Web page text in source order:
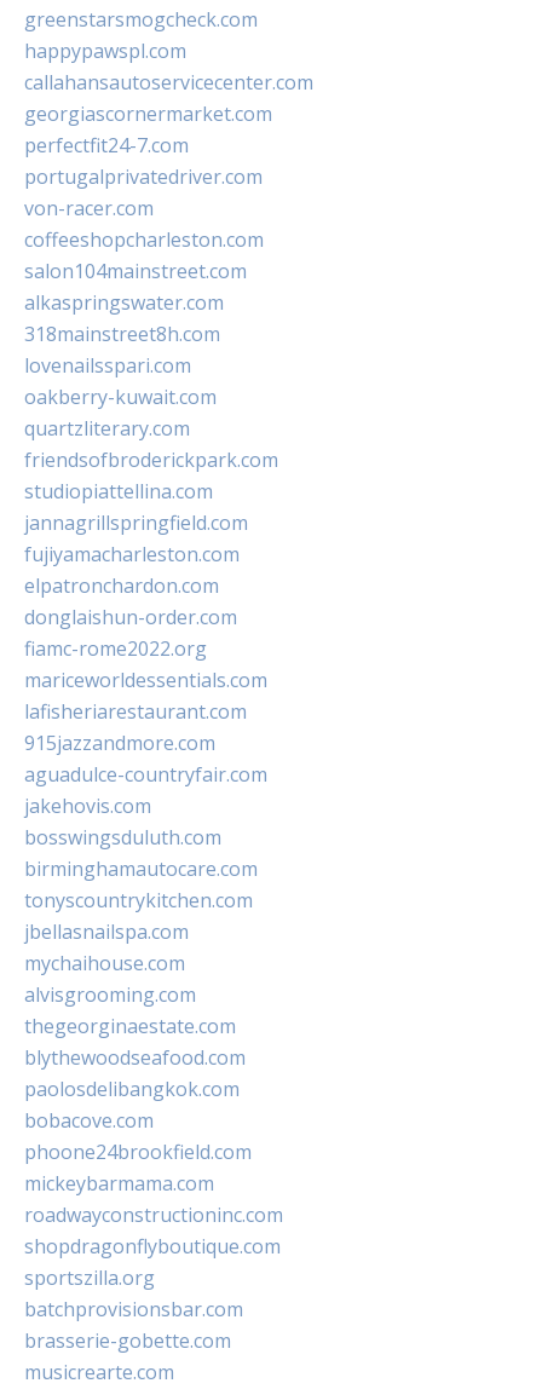
greenstarsmogcheck.com
happypawspl.com
callahansautoservicecenter.com
georgiascornermarket.com
perfectfit24-7.com
portugalprivatedriver.com
von-racer.com
coffeeshopcharleston.com
salon104mainstreet.com
alkaspringswater.com
318mainstreet8h.com
lovenailsspari.com
oakberry-kuwait.com
quartzliterary.com
friendsofbroderickpark.com
studiopiattellina.com
jannagrillspringfield.com
fujiyamacharleston.com
elpatronchardon.com
donglaishun-order.com
fiamc-rome2022.org
mariceworldessentials.com
lafisheriarestaurant.com
915jazzandmore.com
aguadulce-countryfair.com
jakehovis.com
bosswingsduluth.com
birminghamautocare.com
tonyscountrykitchen.com
jbellasnailspa.com
mychaihouse.com
alvisgrooming.com
thegeorginaestate.com
blythewoodseafood.com
paolosdelibangkok.com
bobacove.com
phoone24brookfield.com
mickeybarmama.com
roadwayconstructioninc.com
shopdragonflyboutique.com
sportszilla.org
batchprovisionsbar.com
brasserie-gobette.com
musicrearte.com